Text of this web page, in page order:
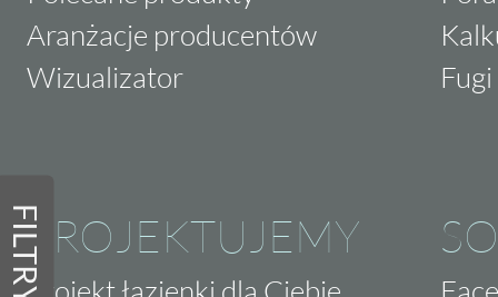
FILTRY
Aranżacje producentów
Wizualizator
PROJEKTUJEMY